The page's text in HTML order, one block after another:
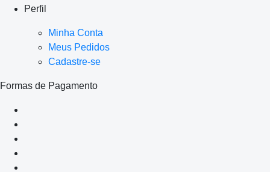
Perfil
Minha Conta
Meus Pedidos
Cadastre-se
Formas de Pagamento